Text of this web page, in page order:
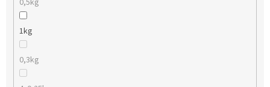
0,5kg
1kg
0,3kg